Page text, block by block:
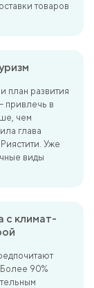
товаров
план развития
привлечь в
чем
глава
Уже
виды
с климат-
90%